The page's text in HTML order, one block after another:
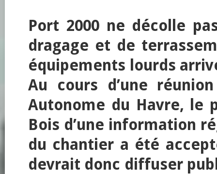
Port 2000 ne décolle
dragage et de
équipements lourds
Au cours d’une
Autonome du Havre, le
Bois d’une information
du chantier a été
devrait donc diffuser